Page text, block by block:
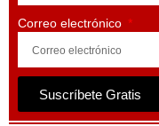
Correo electrónico
Suscríbete Gratis